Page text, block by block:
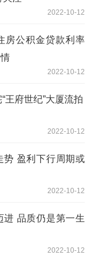
2022-10-12
房公积金贷款利率
2022-10-12
王府世纪”大厦流拍
2022-10-12
势 盈利下行周期或
2022-10-12
进 品质仍是第一生
2022-10-12